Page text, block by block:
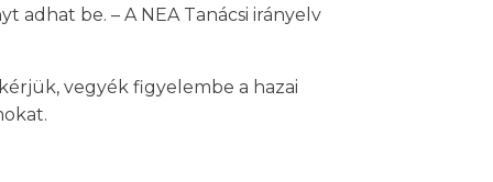
adhat be. – A NEA Tanácsi irányelv
vegyék figyelembe a hazai